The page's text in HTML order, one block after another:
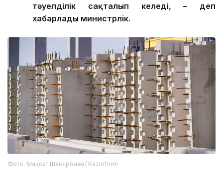
тәуелділік сақталып келеді, – деп
хабарлады министрлік.
Фото: Мақсат Шағырбаев/ Kazinform